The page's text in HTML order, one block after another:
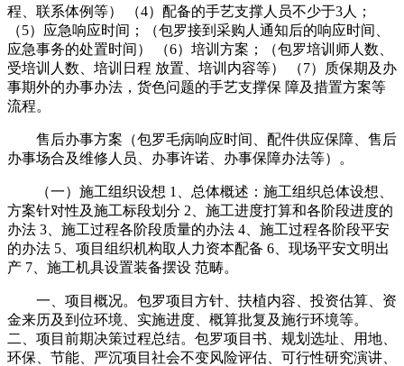
程、联系体例等） （4）配备的手艺支撑人员不少于3人；
（5）应急响应时间；（包罗接到采购人通知后的响应时间、
应急事务的处置时间） （6）培训方案；（包罗培训师人数、
受培训人数、培训日程 放置、培训内容等） （7）质保期及办
事期外的办事办法，货色问题的手艺支撑保 障及措置方案等
流程。
售后办事方案（包罗毛病响应时间、配件供应保障、售后
办事场合及维修人员、办事许诺、办事保障办法等）。
（一）施工组织设想 1、总体概述：施工组织总体设想、
方案针对性及施工标段划分 2、施工进度打算和各阶段进度的
办法 3、施工过程各阶段质量的办法 4、施工过程各阶段平安
的办法 5、项目组织机构取人力资本配备 6、现场平安文明出
产 7、施工机具设置装备摆设 范畴。
一、项目概况。包罗项目方针、扶植内容、投资估算、资
金来历及到位环境、实施进度、概算批复及施行环境等。
二、项目前期决策过程总结。包罗项目书、规划选址、用地、
环保、节能、严沉项目社会不变风险评估、可行性研究演讲、